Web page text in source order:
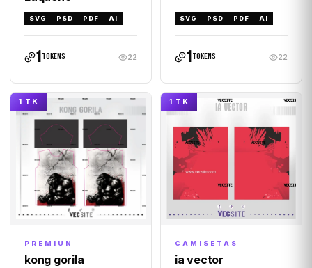
SVG PSD PDF AI
1tokens 22
SVG PSD PDF AI
1tokens 22
1 TK
PREMIUN
kong gorila
1 TK
CAMISETAS
ia vector